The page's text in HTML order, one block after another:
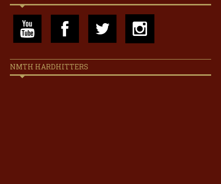
NMTH HARDHITTERS